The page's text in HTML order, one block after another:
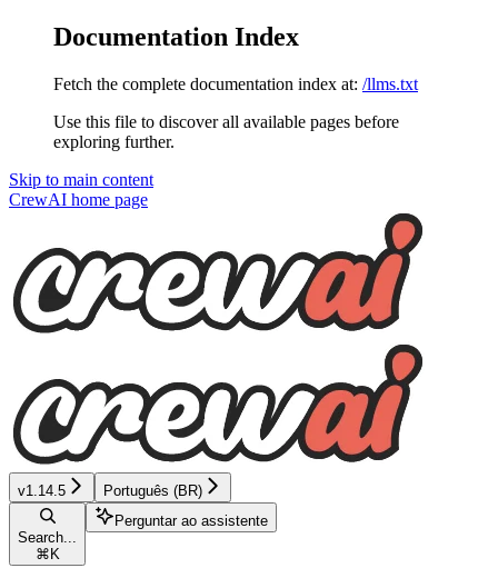
Documentation Index
Fetch the complete documentation index at: /llms.txt
Use this file to discover all available pages before
exploring further.
Skip to main content
CrewAI home page
v1.14.5 Português (BR)
Search...
⌘ K
Perguntar ao assistente